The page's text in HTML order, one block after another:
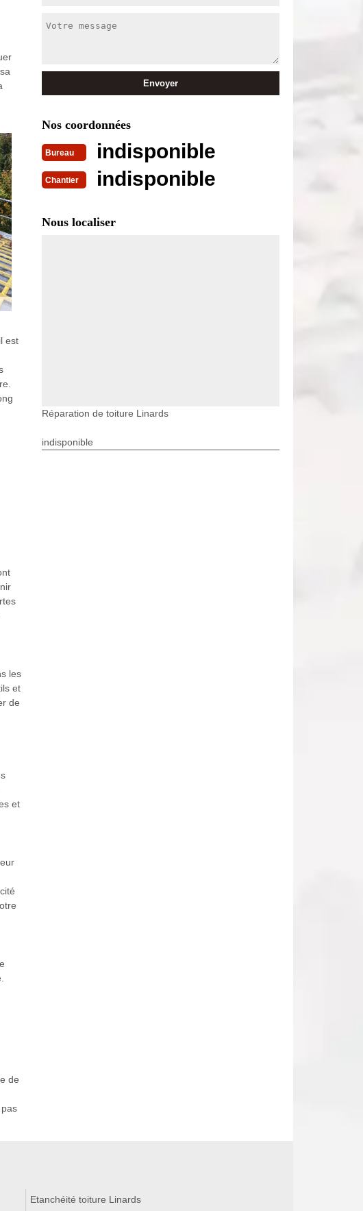
est
les
et
de
et
de
Nos coordonnées
Bureau indisponible
Chantier indisponible
Nous localiser
Réparation de toiture Linards
indisponible
Etanchéité toiture Linards